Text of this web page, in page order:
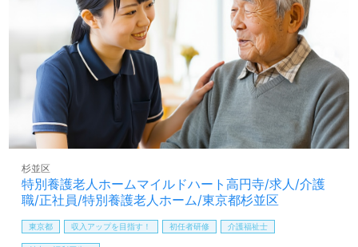
技術力を高めたい』『施設形態や環境を変えて働きたい』
等の方も大歓迎です。募集詳細等、担当コンサルタントよ
りご案内します。お問い合わせも遠慮なくお願いします。
全国の求人ご紹介！医療/福祉業界の正社員/パート求人探
しは【ウィルオブ介護】＊求人情報収集、将来的に検討の
方も遠慮なく＊
LINE、メール、お電話などご希望に応じてお問い合わせ/ご
相談可能です。転職相談、求人紹介、年収交渉など完全無
あり！＞"転職支援"のプロと一緒に転職活動！お問い合わ
せお待ちしております。
特別養護老人ホームマイルドハート高円寺/求人/介護
職/正社員/特別養護老人ホーム/東京都杉並区
杉並区
東京都 収入アップを目指す！ 初任者研修 介護福祉士